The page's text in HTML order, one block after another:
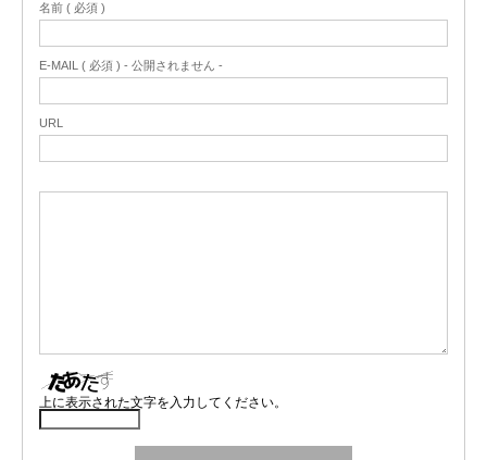
名前 ( 必須 )
E-MAIL ( 必須 ) - 公開されません -
URL
上に表示された文字を入力してください。